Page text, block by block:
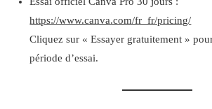
https://www.canva.com/fr_fr/pricing/
Cliquez sur « Essayer gratuitement »
période d’essai.